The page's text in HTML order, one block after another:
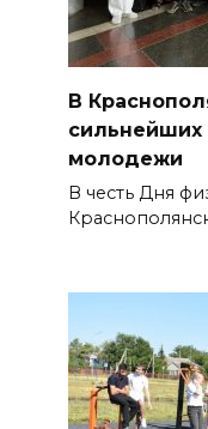
В
молодежи
В честь Дня